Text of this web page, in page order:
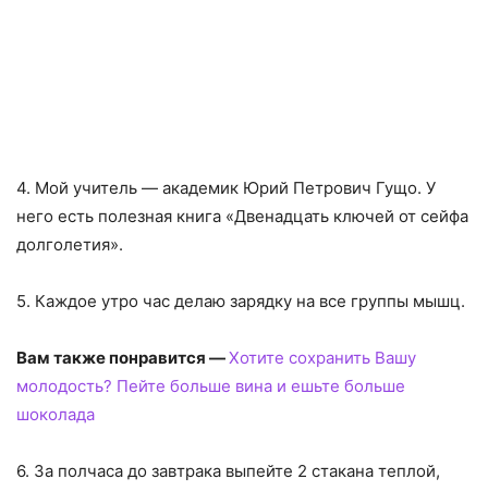
4. Мой учитель — академик Юрий Петрович Гущо. У
него есть полезная книга «Двенадцать ключей от сейфа
долголетия».
5. Каждое утро час делаю зарядку на все группы мышц.
Вам также понравится —Хотите сохранить Вашу
молодость? Пейте больше вина и ешьте больше
шоколада
6. За полчаса до завтрака выпейте 2 стакана теплой,